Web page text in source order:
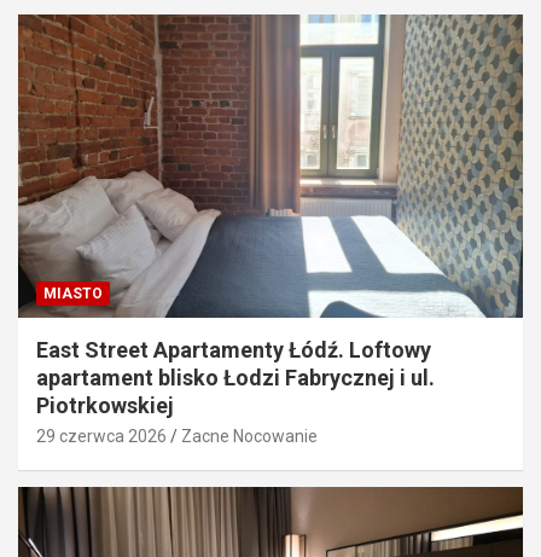
MIASTO
East Street Apartamenty Łódź. Loftowy
apartament blisko Łodzi Fabrycznej i ul.
Piotrkowskiej
29 czerwca 2026 Zacne Nocowanie